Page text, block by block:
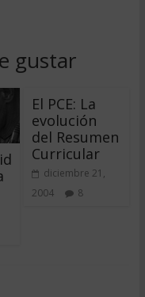
gustar
El PCE: La
evolución
del Resumen
Curricular
diciembre 21,
2004
8